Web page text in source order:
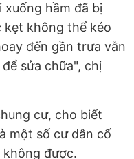
hầm đã bị
kẹt không thể kéo
đến gần trưa vẫn
sửa chữa", chị
cư, cho biết
một số cư dân cố
không được.